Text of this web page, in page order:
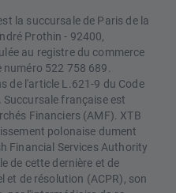
la succursale de Paris de la
Prothin - 92400,
au registre du commerce
numéro 522 758 689.
de l'article L.621-9 du Code
française est
Financiers (AMF). XTB
polonaise dument
Financial Services Authority
de cette dernière et de
et de résolution (ACPR), son